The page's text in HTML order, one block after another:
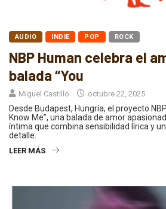
AUDIO INDIE POP ROCK
NBP Human celebra el
balada “You
Miguel Castillo octubre 22, 2025
Desde Budapest, Hungría, el proyecto
Know Me”, una balada de amor
íntima que combina sensibilidad lírica y
detalle.
LEER MÁS